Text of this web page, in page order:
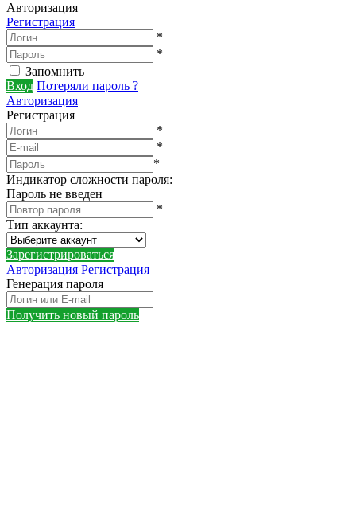
Авторизация
Регистрация
*
*
Запомнить
Вход Потеряли пароль ?
Авторизация
Регистрация
*
*
*
Индикатор сложности пароля:
Пароль не введен
*
Тип аккаунта:
Зарегистрироваться
Авторизация Регистрация
Генерация пароля
Получить новый пароль